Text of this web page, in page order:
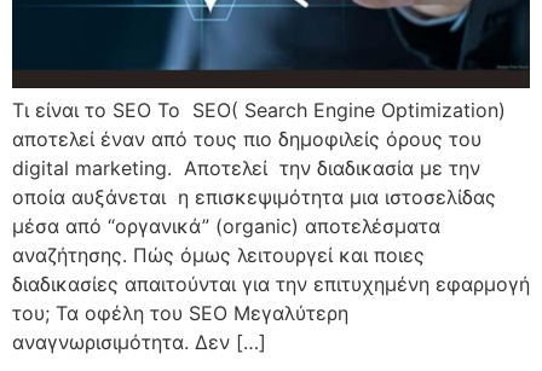
Τι είναι το SEO Το SEO( Search Engine Optimization)
αποτελεί έναν από τους πιο δημοφιλείς όρους του
digital marketing. Αποτελεί την διαδικασία με την
οποία αυξάνεται η επισκεψιμότητα μια ιστοσελίδας
μέσα από “οργανικά” (organic) αποτελέσματα
αναζήτησης. Πώς όμως λειτουργεί και ποιες
διαδικασίες απαιτούνται για την επιτυχημένη εφαρμογή
του; Τα οφέλη του SEO Μεγαλύτερη
αναγνωρισιμότητα. Δεν […]